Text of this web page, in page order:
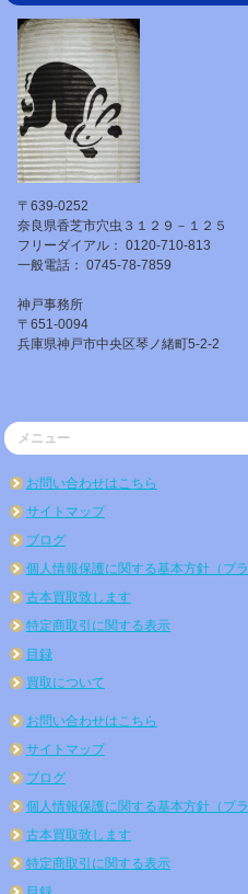
〒639-0252
奈良県香芝市穴虫３１２９－１２５
フリーダイアル： 0120-710-813
一般電話： 0745-78-7859
神戸事務所
〒651-0094
兵庫県神戸市中央区琴ノ緒町5-2-2
メニュー
お問い合わせはこちら
サイトマップ
ブログ
個人情報保護に関する基本方針（プ
古本買取致します
特定商取引に関する表示
目録
買取について
お問い合わせはこちら
サイトマップ
ブログ
個人情報保護に関する基本方針（プ
古本買取致します
特定商取引に関する表示